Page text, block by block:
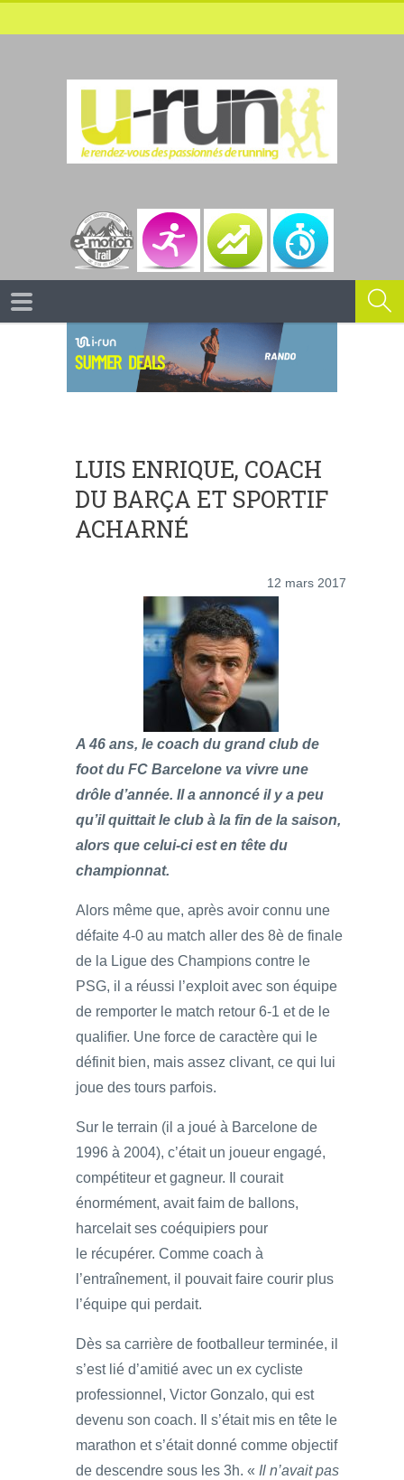
LUIS ENRIQUE, COACH
DU BARÇA ET SPORTIF
ACHARNÉ
12 mars 2017
A 46 ans, le coach du grand club de
foot du FC Barcelone va vivre une
drôle d’année. Il a annoncé il y a peu
qu’il quittait le club à la fin de la saison,
alors que celui-ci est en tête du
championnat.
Alors même que, après avoir connu une
défaite 4-0 au match aller des 8è de finale
de la Ligue des Champions contre le
PSG, il a réussi l’exploit avec son équipe
de remporter le match retour 6-1 et de le
qualifier. Une force de caractère qui le
définit bien, mais assez clivant, ce qui lui
joue des tours parfois.
Sur le terrain (il a joué à Barcelone de
1996 à 2004), c’était un joueur engagé,
compétiteur et gagneur. Il courait
énormément, avait faim de ballons,
harcelait ses coéquipiers pour
le récupérer. Comme coach à
l’entraînement, il pouvait faire courir plus
l’équipe qui perdait.
Dès sa carrière de footballeur terminée, il
s’est lié d’amitié avec un ex cycliste
professionnel, Victor Gonzalo, qui est
devenu son coach. Il s’était mis en tête le
marathon et s’était donné comme objectif
de descendre sous les 3h. « Il n’avait pas